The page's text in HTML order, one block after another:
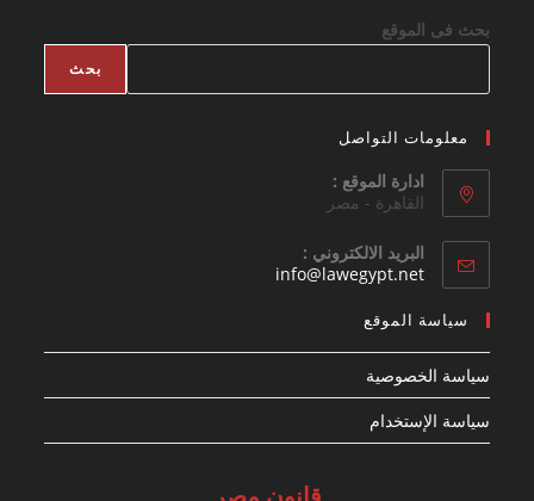
بحث فى الموقع
بحث
معلومات التواصل
ادارة الموقع :
القاهرة - مصر
البريد الالكتروني :
info@lawegypt.net
سياسة الموقع
سياسة الخصوصية
سياسة الإستخدام